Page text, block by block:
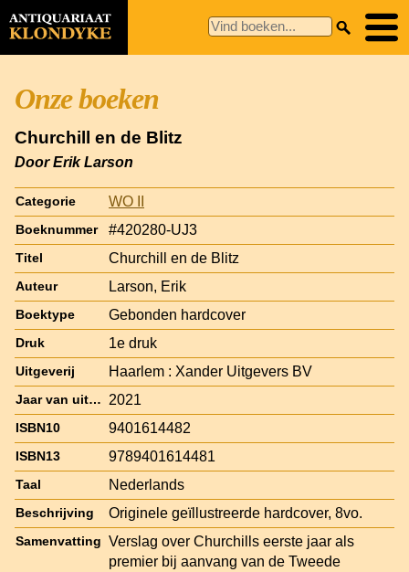
Onze boeken
Churchill en de Blitz
Door Erik Larson
Categorie WO II
Boeknummer #420280-UJ3
Titel Churchill en de Blitz
Auteur Larson, Erik
Boektype Gebonden hardcover
Druk 1e druk
Uitgeverij Haarlem : Xander Uitgevers BV
Jaar van uitgave 2021
ISBN10 9401614482
ISBN13 9789401614481
Taal Nederlands
Beschrijving Originele geïllustreerde hardcover, 8vo.
Samenvatting Verslag over Churchills eerste jaar als
premier bij aanvang van de Tweede